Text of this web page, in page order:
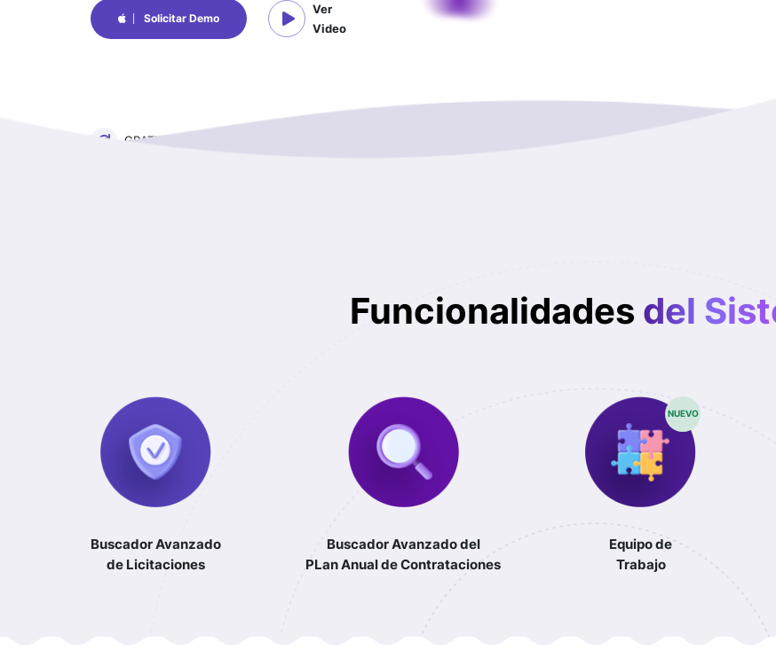
Solicitar Demo
Ver
Video
GRATIS 5 DIAS
Funcionalidades del
Buscador Avanzado
de Licitaciones
Buscador Avanzado del
PLan Anual de Contrataciones
NUEVO
Equipo de
Trabajo